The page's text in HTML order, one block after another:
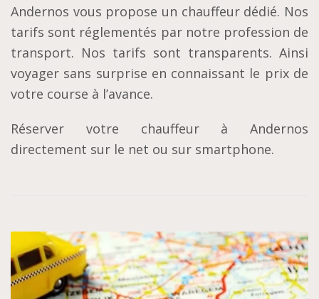
Andernos vous propose un chauffeur dédié. Nos
tarifs sont réglementés par notre profession de
transport. Nos tarifs sont transparents. Ainsi
voyager sans surprise en connaissant le prix de
votre course à l’avance.
Réserver votre chauffeur à Andernos
directement sur le net ou sur smartphone.